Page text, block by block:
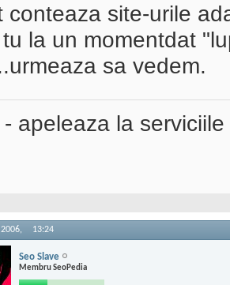
conteaza site-urile
la un momentdat
sa vedem.
- apeleaza la
13:24
Seo Slave
Membru SeoPedia